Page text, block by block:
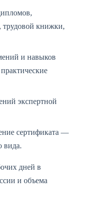
трудовой книжки,
и навыков
экспертной
сертификата —
вида.
дней в
и объема